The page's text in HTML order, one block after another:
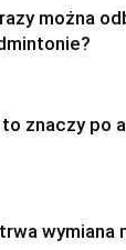
można
to znaczy po
wymiana